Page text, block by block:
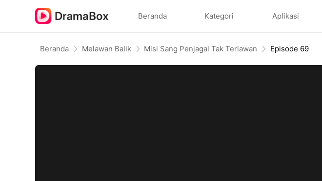
Beranda Kategori Aplikasi
Beranda Melawan Balik Misi Sang Penjagal Tak Terlawan Episode 69